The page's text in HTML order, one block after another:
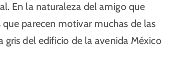
En la naturaleza del amigo que
parecen motivar muchas de las
gris del edificio de la avenida México